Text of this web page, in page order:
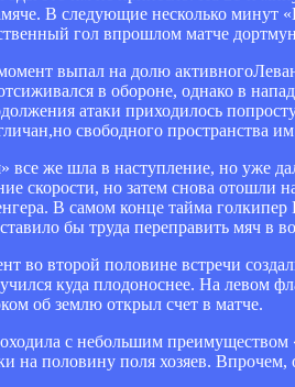
В следующие несколько минут
гол впрошлом матче
выпал на долю
в обороне, однако в
атаки приходилось
свободного пространства
же шла в наступление, но уже
скорости, но затем снова отошли
В самом конце тайма
бы труда переправить мяч в
во второй половине встречи
куда плодоноснее. На левом
об землю открыл счет в матче.
с небольшим преимуществом
на половину поля хозяев. Впрочем,